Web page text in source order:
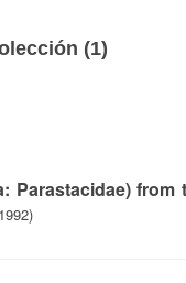
(1)
Parastacidae)